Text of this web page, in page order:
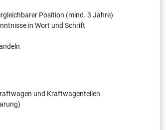
Position (mind. 3 Jahre)
in Wort und Schrift
und Kraftwagenteilen